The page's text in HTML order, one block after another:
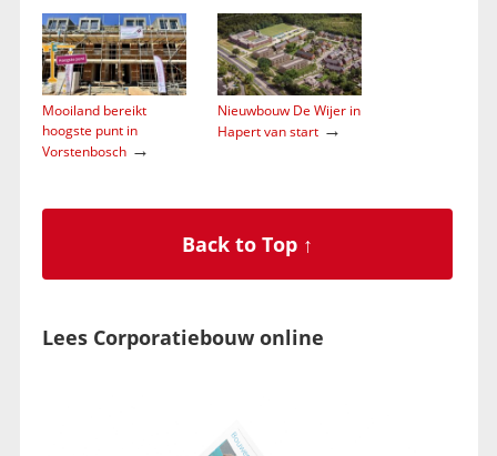
Mooiland bereikt
hoogste punt in
Vorstenbosch→
Nieuwbouw De Wijer in
Hapert van start→
Back to Top ↑
Lees Corporatiebouw online